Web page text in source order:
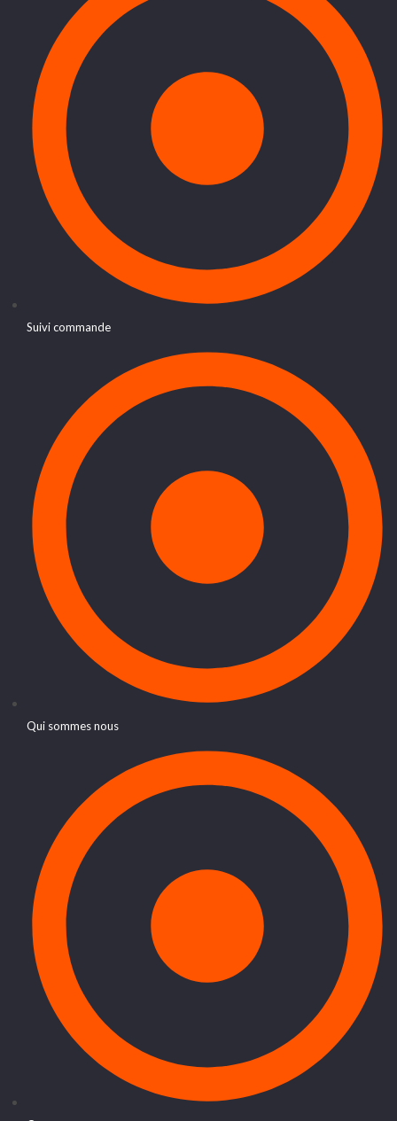
Suivi commande
Qui sommes nous